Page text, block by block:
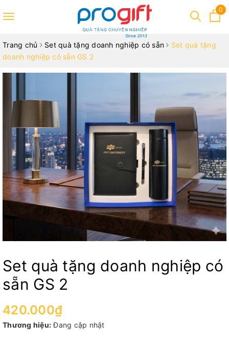
Toggle
0
Trang chủ Set quà tặng doanh nghiệp có sẵn
Set quà tặng
doanh nghiệp có sẵn GS 2
Set quà tặng doanh nghiệp có
sẵn GS 2
420.000₫
Thương hiệu: Đang cập nhật